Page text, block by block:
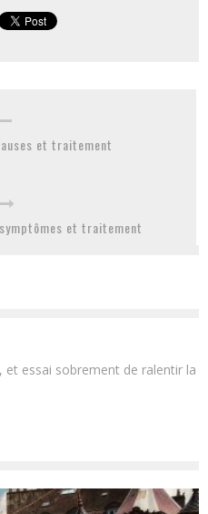
et traitement
et traitement
essai sobrement de ralentir la